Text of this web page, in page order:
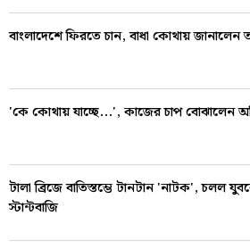
বাংলাদেশে ফিরতে চান, বাধা কোথায় জানালেন
'কে কোথায় যাচ্ছে...', কাজের চাপ বোঝালেন
টালা ব্রিজে বাতিস্তম্ভে টানটান 'নাটক', চলল
স্টান্টবাজি